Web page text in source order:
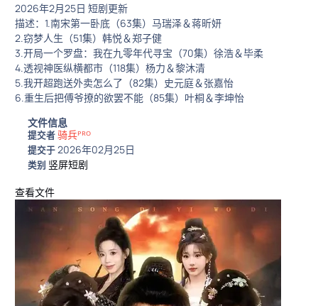
2026年2月25日 短剧更新
描述：1.南宋第一卧底（63集）马瑞泽＆蒋昕妍
2.窃梦人生（51集）韩悦＆郑子健
3.开局一个罗盘：我在九零年代寻宝（70集）徐浩＆毕柔
4.透视神医纵横都市（118集）杨力＆黎沐清
5.我开超跑送外卖怎么了（82集）史元庭＆张嘉怡
6.重生后把傅爷撩的欲罢不能（85集）叶桐＆李坤怡
文件信息
提交者骑兵ᴾᴿᴼ
提交于2026年02月25日
类别 竖屏短剧
查看文件